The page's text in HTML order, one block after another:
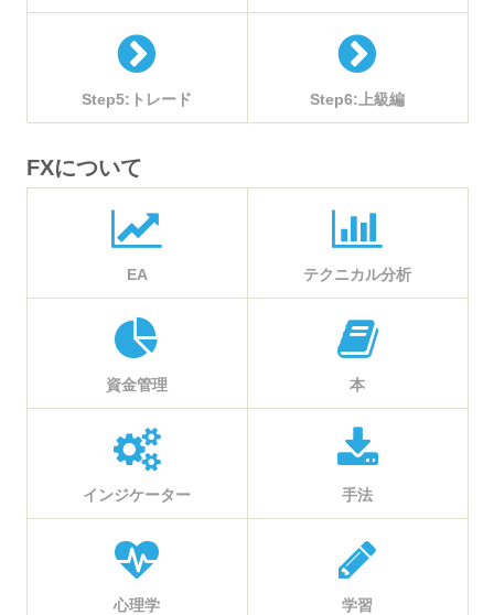
Step5:トレード Step6:上級編
FXについて
EA テクニカル分析
資金管理 本
インジケーター 手法
心理学 学習